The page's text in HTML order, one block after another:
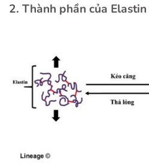
2. Thành phần của Elastin